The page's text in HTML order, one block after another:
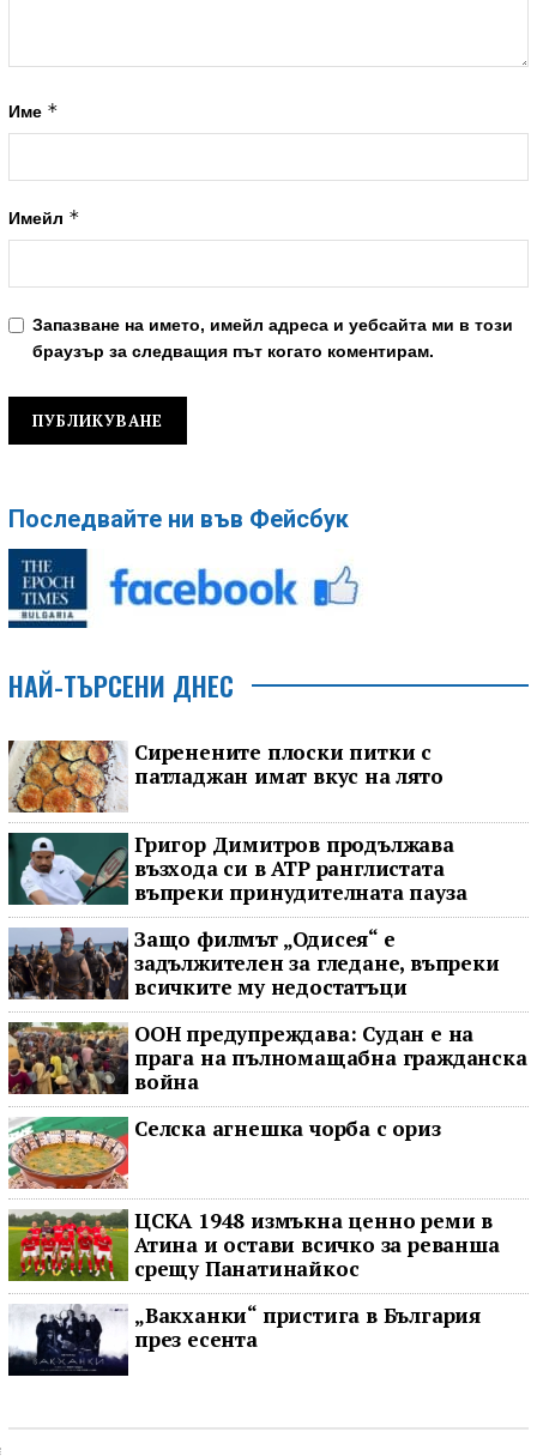
Име *
Имейл *
Запазване на името, имейл адреса и уебсайта ми в този
браузър за следващия път когато коментирам.
Последвайте ни във Фейсбук
НАЙ-ТЪРСЕНИ ДНЕС
Сиренените плоски питки с
патладжан имат вкус на лято
Григор Димитров продължава
възхода си в ATP ранглистата
въпреки принудителната пауза
Защо филмът „Одисея“ е
задължителен за гледане, въпреки
всичките му недостатъци
ООН предупреждава: Судан е на
прага на пълномащабна гражданска
война
Селска агнешка чорба с ориз
ЦСКА 1948 измъкна ценно реми в
Атина и остави всичко за реванша
срещу Панатинайкос
„Вакханки“ пристига в България
през есента